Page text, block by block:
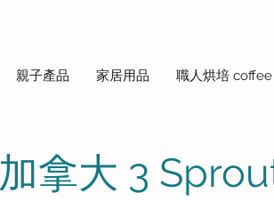
親子產品 家居用品 職人烘培 coffee
加拿大 3